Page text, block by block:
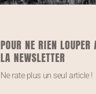
POUR NE RIEN
LA NEWSLETTER
Ne rate plus un seul article !